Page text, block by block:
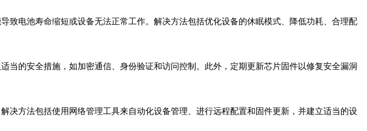
电池寿命缩短或设备无法正常工作。解决方法包括优化设备的休眠模式、降低功耗、合理配
的安全措施，如加密通信、身份验证和访问控制。此外，定期更新芯片固件以修复安全漏洞
方法包括使用网络管理工具来自动化设备管理、进行远程配置和固件更新，并建立适当的设